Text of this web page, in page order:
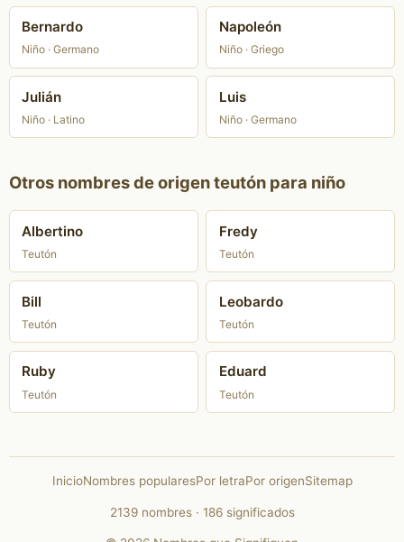
Bernardo
Niño · Germano
Napoleón
Niño · Griego
Julián
Niño · Latino
Luis
Niño · Germano
Otros nombres de origen teutón para niño
Albertino
Teutón
Fredy
Teutón
Bill
Teutón
Leobardo
Teutón
Ruby
Teutón
Eduard
Teutón
InicioNombres popularesPor letraPor origenSitemap
2139 nombres · 186 significados